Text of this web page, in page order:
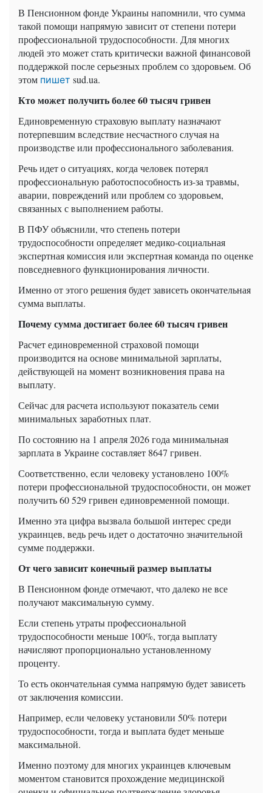
В Пенсионном фонде Украины напомнили, что сумма
такой помощи напрямую зависит от степени потери
профессиональной трудоспособности. Для многих
людей это может стать критически важной финансовой
поддержкой после серьезных проблем со здоровьем. Об
этом пишет sud.ua.
Кто может получить более 60 тысяч гривен
Единовременную страховую выплату назначают
потерпевшим вследствие несчастного случая на
производстве или профессионального заболевания.
Речь идет о ситуациях, когда человек потерял
профессиональную работоспособность из-за травмы,
аварии, повреждений или проблем со здоровьем,
связанных с выполнением работы.
В ПФУ объяснили, что степень потери
трудоспособности определяет медико-социальная
экспертная комиссия или экспертная команда по оценке
повседневного функционирования личности.
Именно от этого решения будет зависеть окончательная
сумма выплаты.
Почему сумма достигает более 60 тысяч гривен
Расчет единовременной страховой помощи
производится на основе минимальной зарплаты,
действующей на момент возникновения права на
выплату.
Сейчас для расчета используют показатель семи
минимальных заработных плат.
По состоянию на 1 апреля 2026 года минимальная
зарплата в Украине составляет 8647 гривен.
Соответственно, если человеку установлено 100%
потери профессиональной трудоспособности, он может
получить 60 529 гривен единовременной помощи.
Именно эта цифра вызвала большой интерес среди
украинцев, ведь речь идет о достаточно значительной
сумме поддержки.
От чего зависит конечный размер выплаты
В Пенсионном фонде отмечают, что далеко не все
получают максимальную сумму.
Если степень утраты профессиональной
трудоспособности меньше 100%, тогда выплату
начисляют пропорционально установленному
проценту.
То есть окончательная сумма напрямую будет зависеть
от заключения комиссии.
Например, если человеку установили 50% потери
трудоспособности, тогда и выплата будет меньше
максимальной.
Именно поэтому для многих украинцев ключевым
моментом становится прохождение медицинской